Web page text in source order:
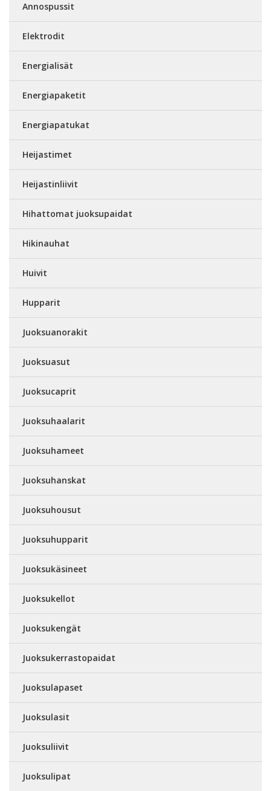
Annospussit
Elektrodit
Energialisät
Energiapaketit
Energiapatukat
Heijastimet
Heijastinliivit
Hihattomat juoksupaidat
Hikinauhat
Huivit
Hupparit
Juoksuanorakit
Juoksuasut
Juoksucaprit
Juoksuhaalarit
Juoksuhameet
Juoksuhanskat
Juoksuhousut
Juoksuhupparit
Juoksukäsineet
Juoksukellot
Juoksukengät
Juoksukerrastopaidat
Juoksulapaset
Juoksulasit
Juoksuliivit
Juoksulipat